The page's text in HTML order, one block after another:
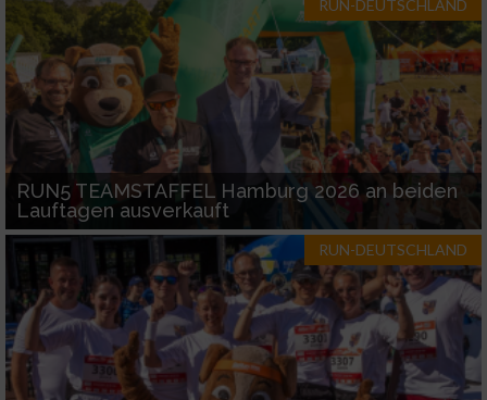
RUN-DEUTSCHLAND
RUN5 TEAMSTAFFEL Hamburg 2026 an beiden
Lauftagen ausverkauft
RUN-DEUTSCHLAND
Verwendung genauer Standortdaten
Geräte anhand von aktiv angeforderten
Informationen identifizieren
Nicht-IAB-Verarbeitungszwecke:
Notwendig
Performance
Funktional